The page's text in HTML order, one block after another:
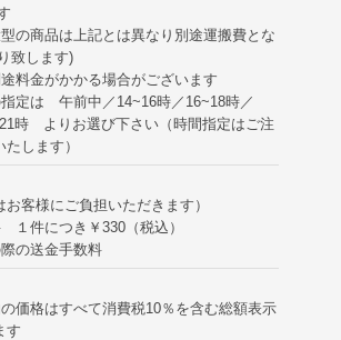
の商品は上記とは異なり別途運搬費とな
致します)
料金がかかる場合がございます
定は 午前中／14~16時／16~18時／
時 よりお選び下さい（時間指定はご注
します）
客様にご負担いただきます）
１件につき￥330（税込）
の送金手数料
価格はすべて消費税10％を含む総額表示
す